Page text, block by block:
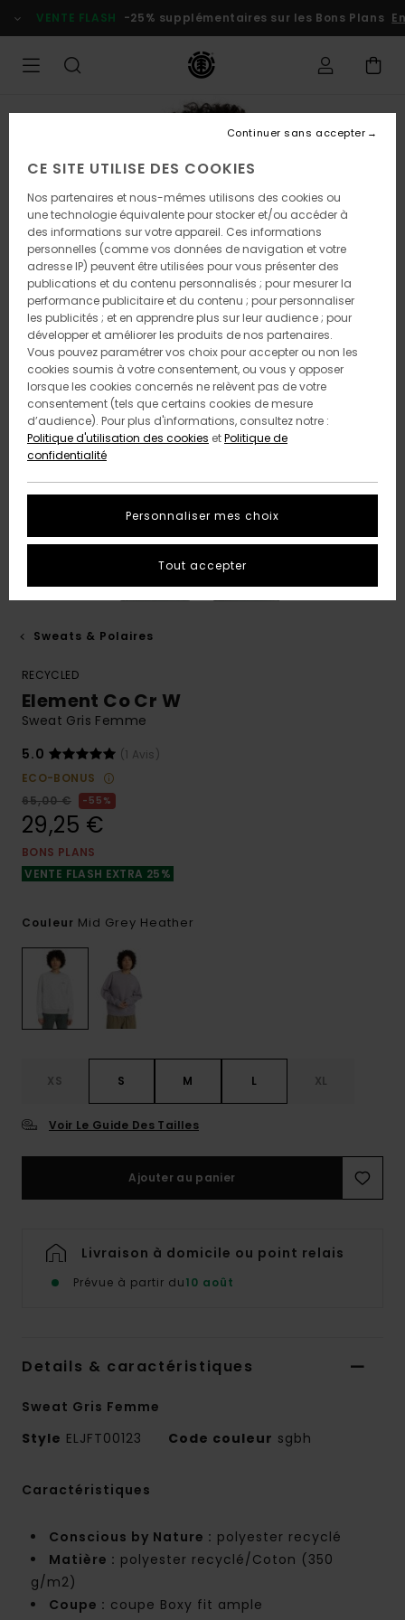
l'information
VENTE FLASH -25% supplémentaires sur les Bons Plans En
Sweats & Polaires
RECYCLED
Element Co Cr W
Sweat Gris Femme
5.0
(1 Avis)
ECO-BONUS
65,00 €
55%
29,25 €
BONS PLANS
VENTE FLASH EXTRA 25%
Couleur Mid Grey Heather
XS S M L XL
Voir Le Guide Des Tailles
Ajouter au panier
Livraison à domicile ou point relais
Prévue à partir du10 août
Details & caractéristiques
Sweat Gris Femme
Style ELJFT00123 Code couleur sgbh
Caractéristiques
Conscious by Nature : polyester recyclé
Matière : polyester recyclé/Coton (350
g/m2)
Coupe : coupe Boxy fit ample
CE SITE UTILISE DES COOKIES
Nos partenaires et nous-mêmes utilisons des cookies ou
une technologie équivalente pour stocker et/ou accéder à
des informations sur votre appareil. Ces informations
personnelles (comme vos données de navigation et votre
adresse IP) peuvent être utilisées pour vous présenter des
publications et du contenu personnalisés ; pour mesurer la
performance publicitaire et du contenu ; pour personnaliser
les publicités ; et en apprendre plus sur leur audience ; pour
développer et améliorer les produits de nos partenaires.
Vous pouvez paramétrer vos choix pour accepter ou non les
cookies soumis à votre consentement, ou vous y opposer
lorsque les cookies concernés ne relèvent pas de votre
consentement (tels que certains cookies de mesure
d’audience). Pour plus d'informations, consultez notre :
Politique d'utilisation des cookies etPolitique de
confidentialité
Personnaliser mes choix
Continuer sans accepter
Tout accepter